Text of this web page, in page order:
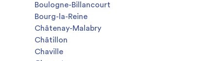
Boulogne-Billancourt
Bourg-la-Reine
Châtenay-Malabry
Châtillon
Chaville